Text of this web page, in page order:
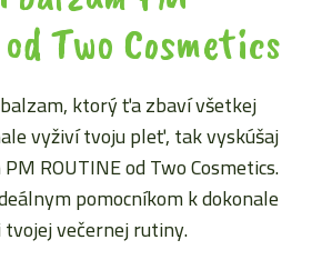
Two Cosmetics
ktorý ťa zbaví všetkej
vyživí tvoju pleť, tak vyskúšaj
ROUTINE od Two Cosmetics.
pomocníkom k dokonale
večernej rutiny.